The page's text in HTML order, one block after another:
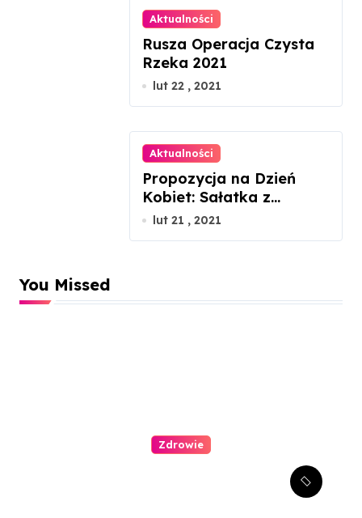
Aktualności
Rusza Operacja Czysta
Rzeka 2021
lut 22 , 2021
Aktualności
Propozycja na Dzień
Kobiet: Sałatka z
łososiem gravlax
lut 21 , 2021
You Missed
Zdrowie